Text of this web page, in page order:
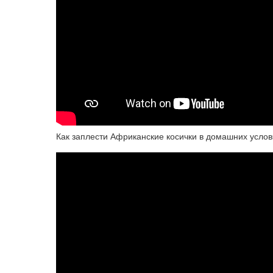
Как заплести Африканские косички в домашних